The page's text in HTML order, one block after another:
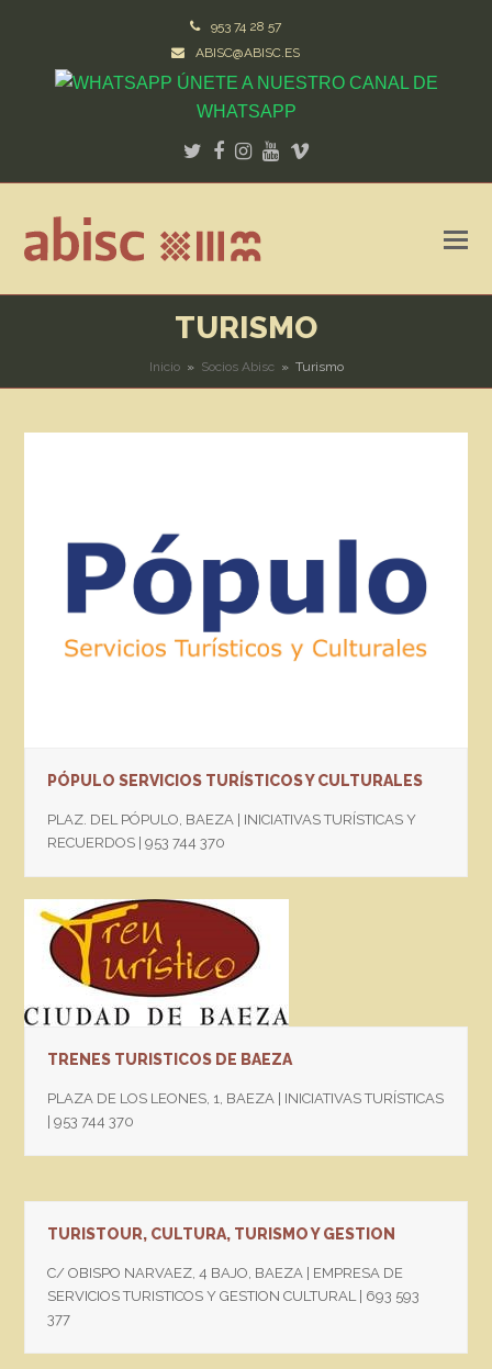
953 74 28 57
ABISC@ABISC.ES
ÚNETE A NUESTRO CANAL DE
WHATSAPP
Twitter
Facebook
Instagram
Youtube
Vimeo
TURISMO
Inicio » Socios Abisc » Turismo
PÓPULO SERVICIOS TURÍSTICOS Y CULTURALES
PLAZ. DEL PÓPULO, BAEZA | INICIATIVAS TURÍSTICAS Y
RECUERDOS | 953 744 370
TRENES TURISTICOS DE BAEZA
PLAZA DE LOS LEONES, 1, BAEZA | INICIATIVAS TURÍSTICAS
| 953 744 370
TURISTOUR, CULTURA, TURISMO Y GESTION
C/ OBISPO NARVAEZ, 4 BAJO, BAEZA | EMPRESA DE
SERVICIOS TURISTICOS Y GESTION CULTURAL | 693 593
377